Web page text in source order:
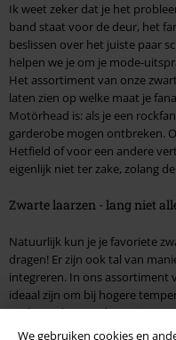
We gebruiken cookies en
Ik weet zeker dat je het
band staat voor de deur, het
beslissen over het juiste paar
helpen we je om je mode-
Het assortiment van onze
laten zien op welke maat je
Motörhead is: als je een
garderobe mogen ontbreken.
Hetfield of voor een andere
eigenlijk niet ter zake, zolang
Zwarte laarzen - lang niet
Natuurlijk kun je je favoriete
dragen! Er zijn ook tal van
integreren. In ons assortiment
ideaal zijn om bij hogere
onder andere op de voering